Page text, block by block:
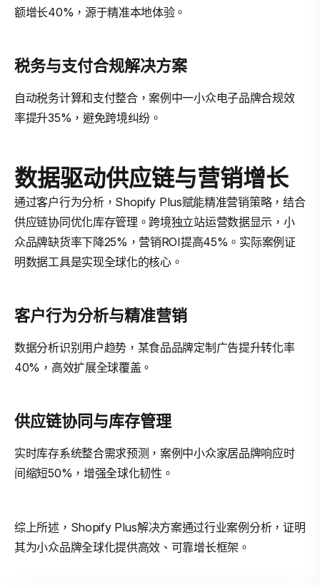
额增长40%，源于精准本地体验。
税务与支付合规解决方案
自动税务计算和支付整合，案例中一小众电子品牌合规效
率提升35%，避免跨境纠纷。
数据驱动供应链与营销增长
通过客户行为分析，Shopify Plus赋能精准营销策略，结合
供应链协同优化库存管理。跨境独立站运营数据显示，小
众品牌缺货率下降25%，营销ROI提高45%。实际案例证
明数据工具是实现全球化的核心。
客户行为分析与精准营销
数据分析识别用户趋势，某食品品牌定制广告提升转化率
40%，高效扩展全球覆盖。
供应链协同与库存管理
实时库存系统整合需求预测，案例中小众家居品牌响应时
间缩短50%，增强全球化韧性。
综上所述，Shopify Plus解决方案通过行业案例分析，证明
其为小众品牌全球化提供高效、可靠增长框架。